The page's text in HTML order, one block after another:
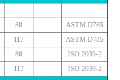
88
ASTM D785
117
ASTM D785
88
ISO 2039-2
117
ISO 2039-2